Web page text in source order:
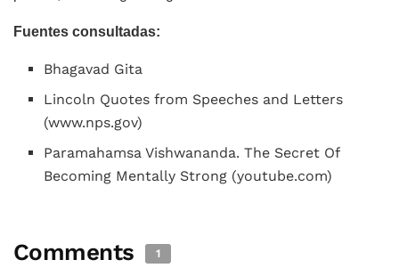
Fuentes consultadas:
Bhagavad Gita
Lincoln Quotes from Speeches and Letters
(www.nps.gov)
Paramahamsa Vishwananda. The Secret Of
Becoming Mentally Strong (youtube.com)
Comments 1